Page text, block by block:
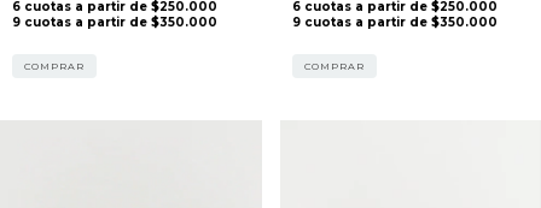
COMPRAR COMPRAR